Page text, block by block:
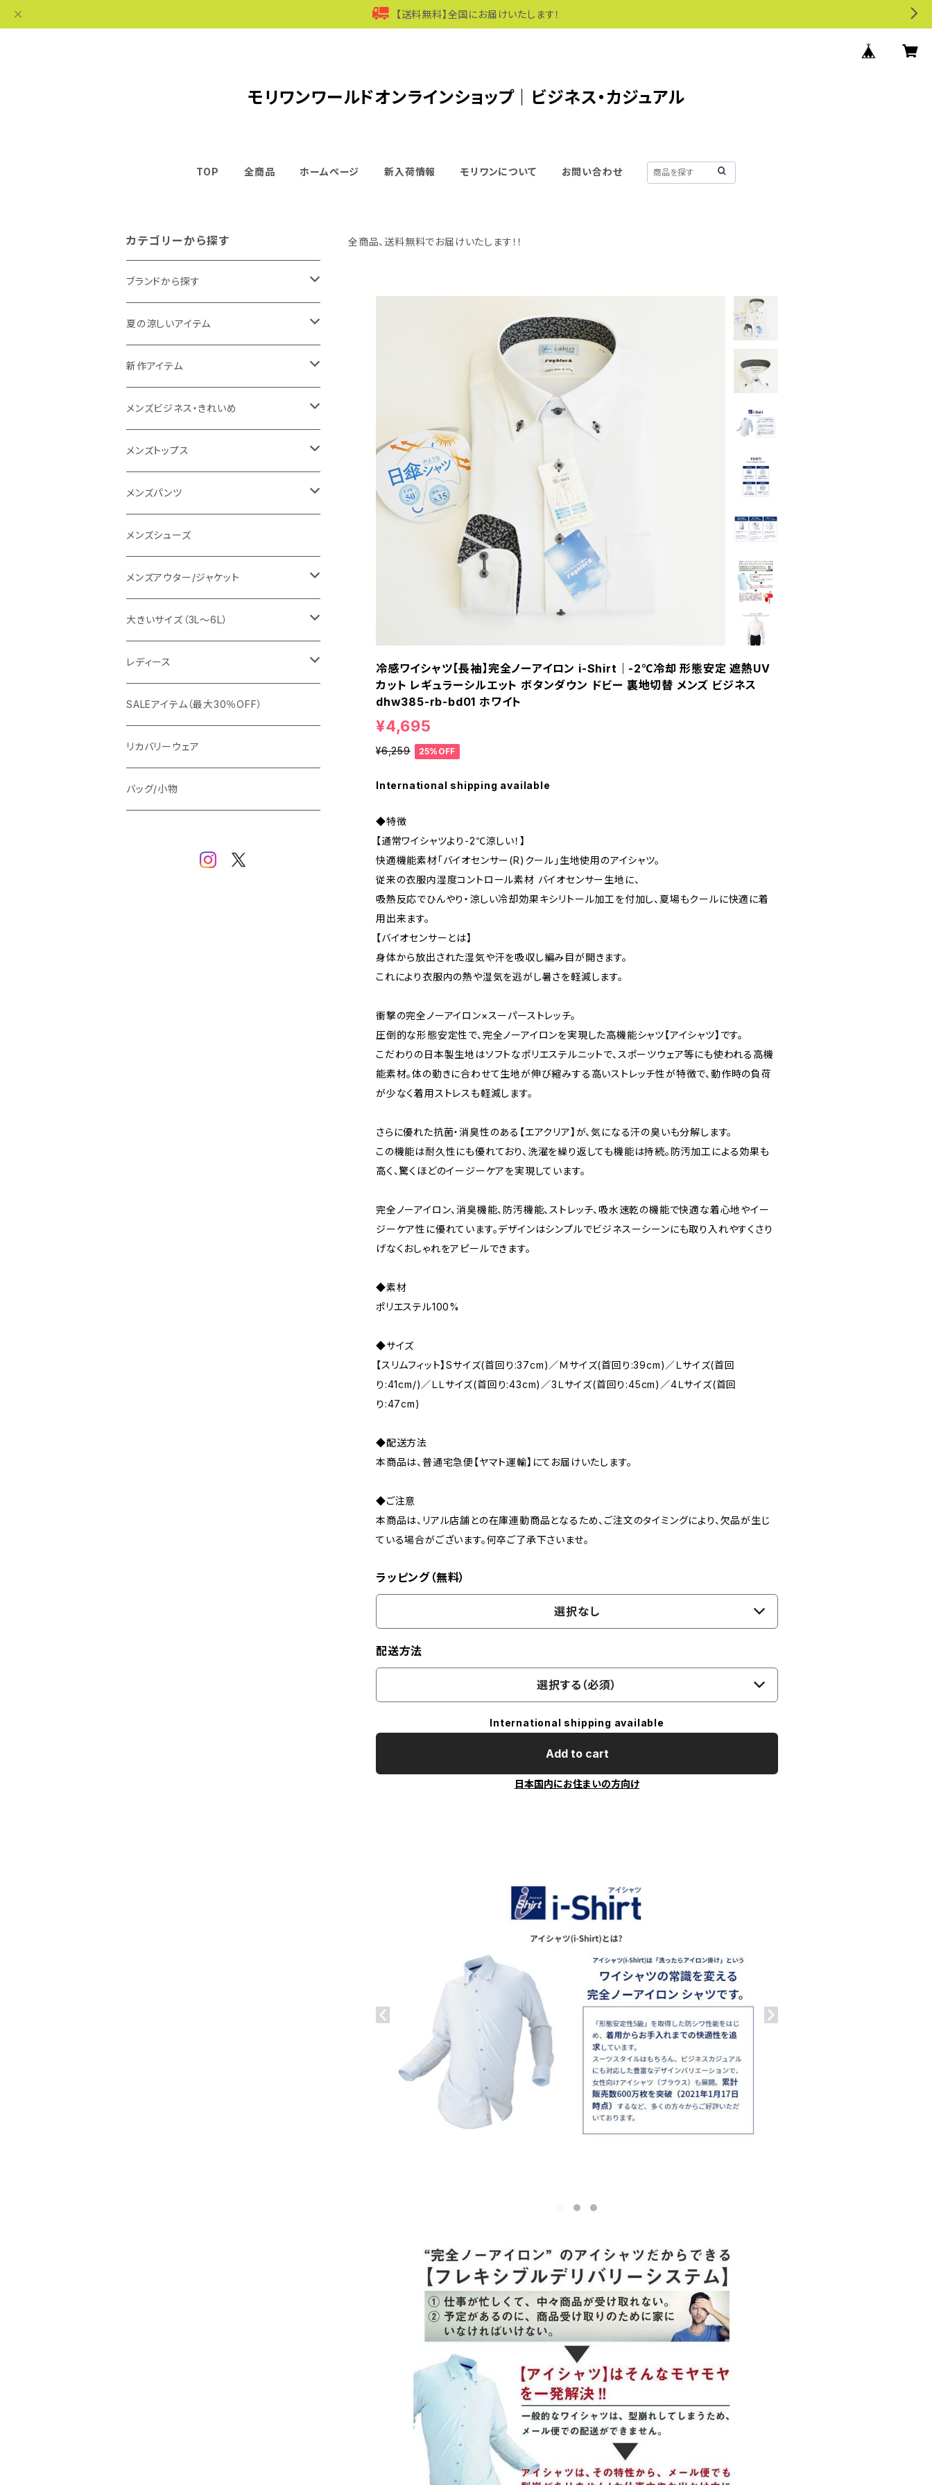
【送料無料】全国にお届けいたします！
モリワンワールドオンラインショップ｜ビジネス・カジュアル
TOP 全商品 ホームページ 新入荷情報 モリワンについて お問い合わせ
全商品、送料無料でお届けいたします！！
冷感ワイシャツ【長袖】完全ノーアイロン i-Shirt｜-2℃冷却 形態安定 遮熱UV
カット レギュラーシルエット ボタンダウン ドビー 裏地切替 メンズ ビジネス
dhw385-rb-bd01 ホワイト
¥4,695
¥6,259 25%OFF
International shipping available
◆特徴
【通常ワイシャツより-2℃涼しい！】
快適機能素材「バイオセンサー(R)クール」生地使用のアイシャツ。
従来の衣服内湿度コントロール素材 バイオセンサー生地に、
吸熱反応でひんやり・涼しい冷却効果キシリトール加工を付加し、夏場もクールに快適に着
用出来ます。
【バイオセンサーとは】
身体から放出された湿気や汗を吸収し編み目が開きます。
これにより衣服内の熱や湿気を逃がし暑さを軽減します。
衝撃の完全ノーアイロン×スーパーストレッチ。
圧倒的な形態安定性で、完全ノーアイロンを実現した高機能シャツ【アイシャツ】です。
こだわりの日本製生地はソフトなポリエステルニットで、スポーツウェア等にも使われる高機
能素材。体の動きに合わせて生地が伸び縮みする高いストレッチ性が特徴で、動作時の負荷
が少なく着用ストレスも軽減します。
さらに優れた抗菌・消臭性のある【エアクリア】が、気になる汗の臭いも分解します。
この機能は耐久性にも優れており、洗濯を繰り返しても機能は持続。防汚加工による効果も
高く、驚くほどのイージーケアを実現しています。
完全ノーアイロン、消臭機能、防汚機能、ストレッチ、吸水速乾の機能で快適な着心地やイー
ジーケア性に優れています。デザインはシンプルでビジネスーシーンにも取り入れやすくさり
げなくおしゃれをアピールできます。
◆素材
ポリエステル100%
◆サイズ
【スリムフィット】Sサイズ(首回り:37cm)／Ｍサイズ(首回り:39cm)／Ｌサイズ(首回
り:41cm/)／ＬＬサイズ(首回り:43cm)／3Ｌサイズ(首回り:45cm)／4Ｌサイズ(首回
り:47cm)
◆配送方法
本商品は、普通宅急便【ヤマト運輸】にてお届けいたします。
◆ご注意
本商品は、リアル店舗との在庫連動商品となるため、ご注文のタイミングにより、欠品が生じ
ている場合がございます。何卒ご了承下さいませ。
ラッピング（無料）
選択なし
配送方法
選択する（必須）
International shipping available
Add to cart
日本国内にお住まいの方向け
カテゴリーから探す
ブランドから探す
THE NORTH FACE
NANGA
1PIU1UGUALE3 RELAX
go slow caravan
SY32 by SWEET YEARS
URBAN SQUARE
EDWIN
snow peak
G-stage
TETEHOMME
TAION
夏の涼しいアイテム
メンズ
レディース
新作アイテム
メンズ
レディース
メンズビジネス・きれいめ
スーツ
カジュアルセットアップ
スラックス
ワイシャツ
シューズ
フォーマル
Tシャツ/ポロシャツ
メンズトップス
Tシャツ/カットソー
シャツ/ポロシャツ
パーカー/スウェット
ニット
メンズパンツ
デニムパンツ
イージーパンツ
スラックス
メンズシューズ
メンズアウター/ジャケット
ジャケット
カジュアルジャケット
ビジネスジャケット
ブルゾン
コート
マウンテンパーカー/アウトドア
ダウン / 中綿アウター
大きいサイズ（3L～6L）
ビジネス
セットアップ
ワイシャツ
カジュアル
ニット/Tシャツ/カットソー
スウェット/パーカー
アウター
レディース
アウター
トップス（ブラウス/カットソー）
ジャケット
SALEアイテム（最大30％OFF）
リカバリーウェア
バッグ/小物